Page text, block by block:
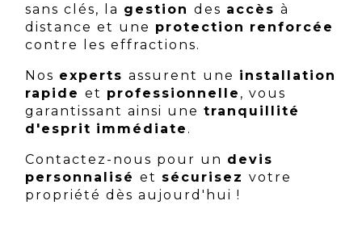
sans clés, la gestion des accès à
distance et une protection renforcée
contre les effractions.
Nos experts assurent une installation
rapide et professionnelle , vous
garantissant ainsi une tranquillité
d'esprit immédiate .
Contactez-nous pour un devis
personnalisé et sécurisez votre
propriété dès aujourd'hui !